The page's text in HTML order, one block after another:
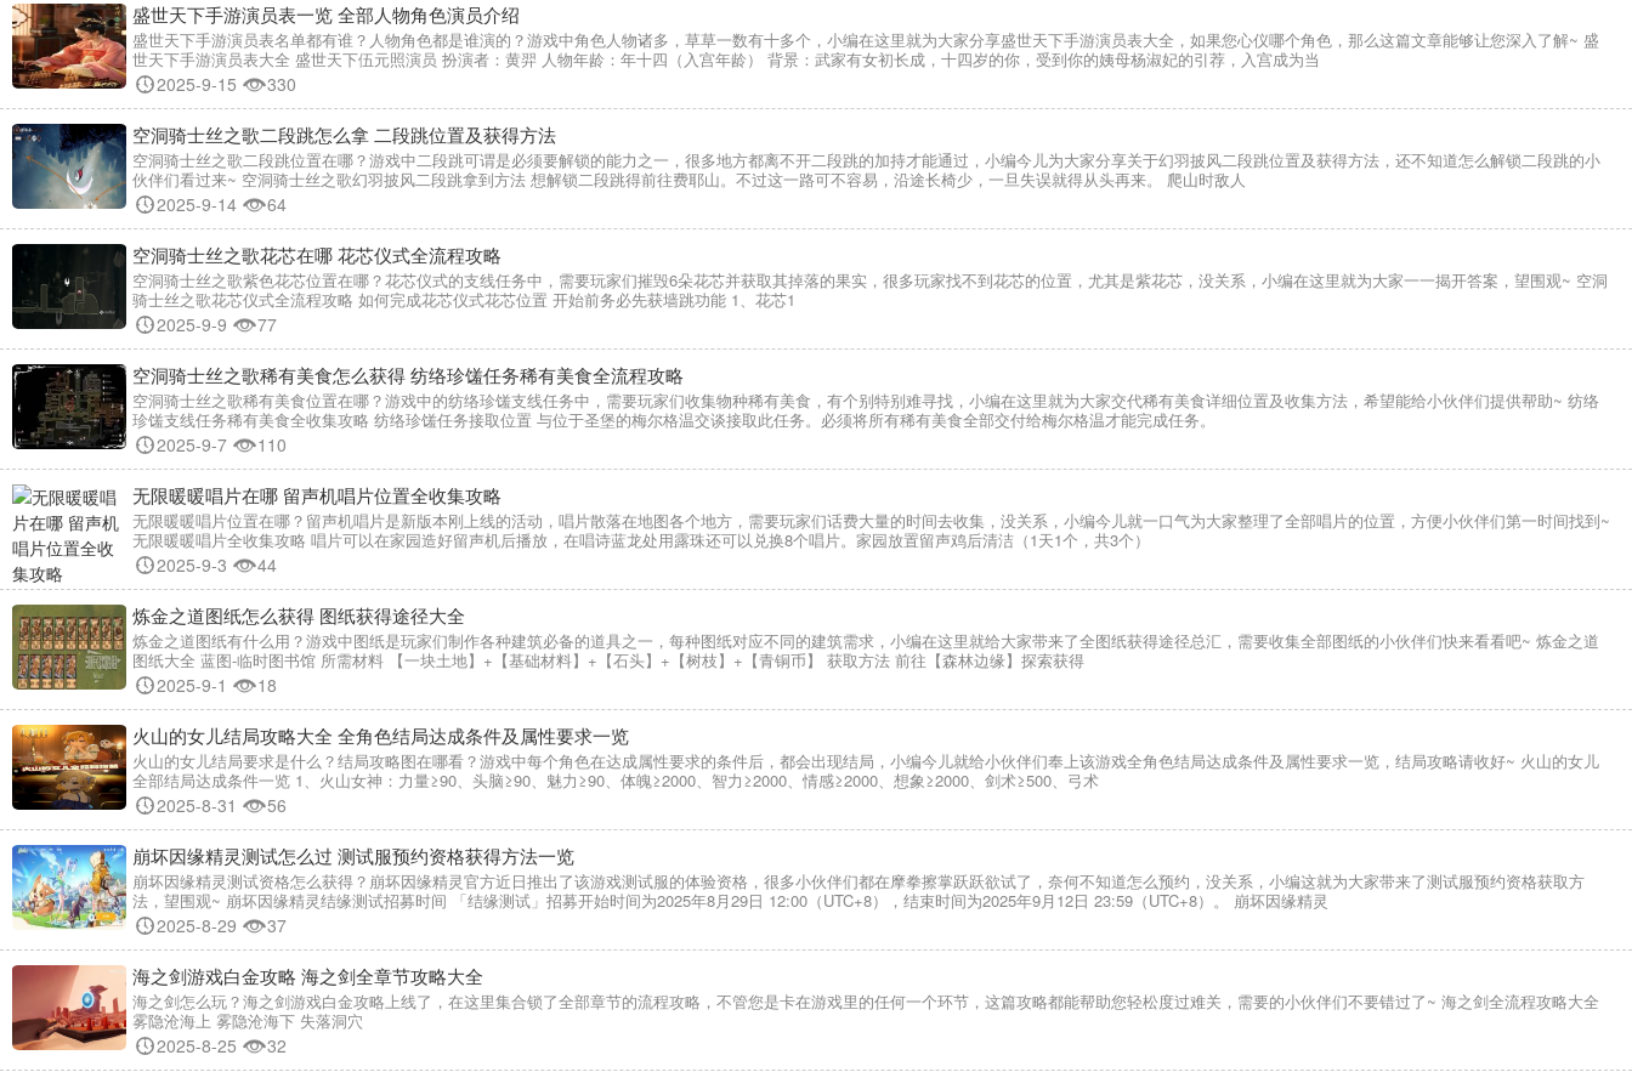
盛世天下手游演员表一览 全部人物角色演员介绍
盛世天下手游演员表名单都有谁？人物角色都是谁演的？游戏中角色人物诸多，草草一数有十多个，小编在这里就为大家分享盛世天下手游演员表大全，如果您心仪哪个角色，那么这篇文章能够让您深入了解~ 盛
世天下手游演员表大全 盛世天下伍元照演员 扮演者：黄羿 人物年龄：年十四（入宫年龄） 背景：武家有女初长成，十四岁的你，受到你的姨母杨淑妃的引荐，入宫成为当
2025-9-15 330
空洞骑士丝之歌二段跳怎么拿 二段跳位置及获得方法
空洞骑士丝之歌二段跳位置在哪？游戏中二段跳可谓是必须要解锁的能力之一，很多地方都离不开二段跳的加持才能通过，小编今儿为大家分享关于幻羽披风二段跳位置及获得方法，还不知道怎么解锁二段跳的小
伙伴们看过来~ 空洞骑士丝之歌幻羽披风二段跳拿到方法 想解锁二段跳得前往费耶山。不过这一路可不容易，沿途长椅少，一旦失误就得从头再来。 爬山时敌人
2025-9-14 64
空洞骑士丝之歌花芯在哪 花芯仪式全流程攻略
空洞骑士丝之歌紫色花芯位置在哪？花芯仪式的支线任务中，需要玩家们摧毁6朵花芯并获取其掉落的果实，很多玩家找不到花芯的位置，尤其是紫花芯，没关系，小编在这里就为大家一一揭开答案，望围观~ 空洞
骑士丝之歌花芯仪式全流程攻略 如何完成花芯仪式花芯位置 开始前务必先获墙跳功能 1、花芯1
2025-9-9 77
空洞骑士丝之歌稀有美食怎么获得 纺络珍馐任务稀有美食全流程攻略
空洞骑士丝之歌稀有美食位置在哪？游戏中的纺络珍馐支线任务中，需要玩家们收集物种稀有美食，有个别特别难寻找，小编在这里就为大家交代稀有美食详细位置及收集方法，希望能给小伙伴们提供帮助~ 纺络
珍馐支线任务稀有美食全收集攻略 纺络珍馐任务接取位置 与位于圣堡的梅尔格温交谈接取此任务。必须将所有稀有美食全部交付给梅尔格温才能完成任务。
2025-9-7 110
无限暖暖唱片在哪 留声机唱片位置全收集攻略
无限暖暖唱片位置在哪？留声机唱片是新版本刚上线的活动，唱片散落在地图各个地方，需要玩家们话费大量的时间去收集，没关系，小编今儿就一口气为大家整理了全部唱片的位置，方便小伙伴们第一时间找到~
无限暖暖唱片全收集攻略 唱片可以在家园造好留声机后播放，在唱诗蓝龙处用露珠还可以兑换8个唱片。家园放置留声鸡后清洁（1天1个，共3个）
2025-9-3 44
炼金之道图纸怎么获得 图纸获得途径大全
炼金之道图纸有什么用？游戏中图纸是玩家们制作各种建筑必备的道具之一，每种图纸对应不同的建筑需求，小编在这里就给大家带来了全图纸获得途径总汇，需要收集全部图纸的小伙伴们快来看看吧~ 炼金之道
图纸大全 蓝图-临时图书馆 所需材料 【一块土地】+【基础材料】+【石头】+【树枝】+【青铜币】 获取方法 前往【森林边缘】探索获得
2025-9-1 18
火山的女儿结局攻略大全 全角色结局达成条件及属性要求一览
火山的女儿结局要求是什么？结局攻略图在哪看？游戏中每个角色在达成属性要求的条件后，都会出现结局，小编今儿就给小伙伴们奉上该游戏全角色结局达成条件及属性要求一览，结局攻略请收好~ 火山的女儿
全部结局达成条件一览 1、火山女神：力量≥90、头脑≥90、魅力≥90、体魄≥2000、智力≥2000、情感≥2000、想象≥2000、剑术≥500、弓术
2025-8-31 56
崩坏因缘精灵测试怎么过 测试服预约资格获得方法一览
崩坏因缘精灵测试资格怎么获得？崩坏因缘精灵官方近日推出了该游戏测试服的体验资格，很多小伙伴们都在摩拳擦掌跃跃欲试了，奈何不知道怎么预约，没关系，小编这就为大家带来了测试服预约资格获取方
法，望围观~ 崩坏因缘精灵结缘测试招募时间 「结缘测试」招募开始时间为2025年8月29日 12:00（UTC+8），结束时间为2025年9月12日 23:59（UTC+8）。 崩坏因缘精灵
2025-8-29 37
海之剑游戏白金攻略 海之剑全章节攻略大全
海之剑怎么玩？海之剑游戏白金攻略上线了，在这里集合锁了全部章节的流程攻略，不管您是卡在游戏里的任何一个环节，这篇攻略都能帮助您轻松度过难关，需要的小伙伴们不要错过了~ 海之剑全流程攻略大全
雾隐沧海上 雾隐沧海下 失落洞穴
2025-8-25 32